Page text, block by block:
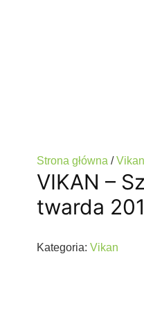
Strona główna /Vikan
VIKAN –
twarda
Kategoria: Vikan